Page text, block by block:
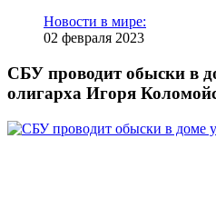
Новости в мире:
02 февраля 2023
СБУ проводит обыски в
олигарха Игоря